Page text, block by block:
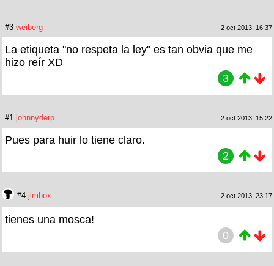
#3 weiberg 2 oct 2013, 16:37
La etiqueta "no respeta la ley" es tan obvia que me
hizo reír XD
3
#1 johnnyderp 2 oct 2013, 15:22
Pues para huir lo tiene claro.
2
#4 jimbox 2 oct 2013, 23:17
tienes una mosca!
0